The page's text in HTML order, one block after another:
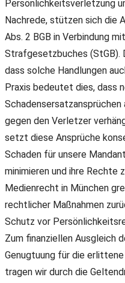
Persönlichkeitsverletzung
Nachrede, stützen sich die
Abs. 2 BGB in Verbindung
Strafgesetzbuches (StGB).
dass solche Handlungen
Praxis bedeutet dies, dass
gegen den Verletzer
setzt diese Ansprüche
Schaden für unsere
minimieren und ihre Rechte
Medienrecht in München
rechtlicher Maßnahmen
Schutz vor
Zum finanziellen Ausgleich
Genugtuung für die
tragen wir durch die